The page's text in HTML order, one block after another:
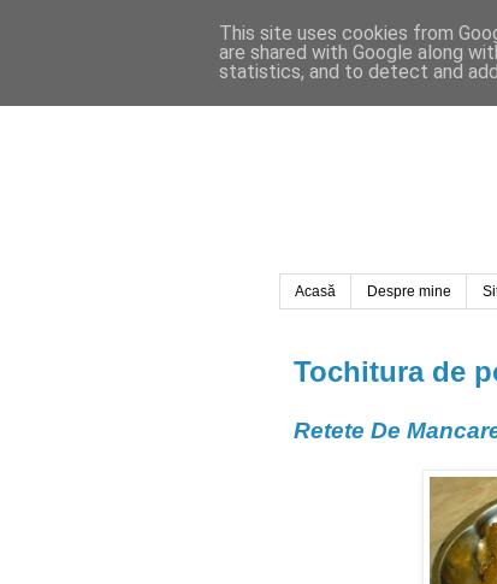
Acasă Despre mine
Tochitura de
Retete De
This site uses cookies from
are shared with Google along
statistics, and to detect and